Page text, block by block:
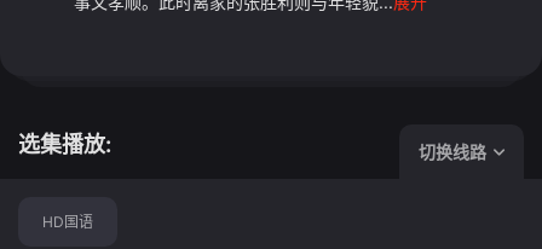
选集播放: 切换线路
HD国语